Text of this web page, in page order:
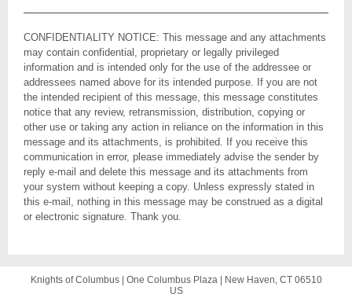
CONFIDENTIALITY NOTICE: This message and any attachments
may contain confidential, proprietary or legally privileged
information and is intended only for the use of the addressee or
addressees named above for its intended purpose. If you are not
the intended recipient of this message, this message constitutes
notice that any review, retransmission, distribution, copying or
other use or taking any action in reliance on the information in this
message and its attachments, is prohibited. If you receive this
communication in error, please immediately advise the sender by
reply e-mail and delete this message and its attachments from
your system without keeping a copy. Unless expressly stated in
this e-mail, nothing in this message may be construed as a digital
or electronic signature. Thank you.
Knights of Columbus | One Columbus Plaza|
New Haven, CT 06510
US